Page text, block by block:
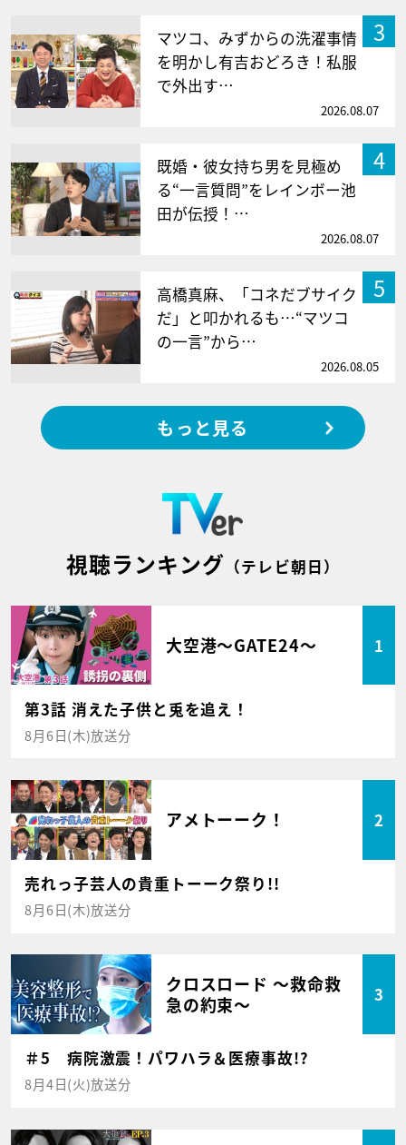
3
マツコ、みずからの洗濯事情
を明かし有吉おどろき！私服
で外出す…
2026.08.07
4
既婚・彼女持ち男を見極め
る“一言質問”をレインボー池
田が伝授！…
2026.08.07
5
高橋真麻、「コネだブサイク
だ」と叩かれるも…“マツコ
の一言”から…
2026.08.05
もっと見る
視聴ランキング （テレビ朝日）
大空港～GATE24～ 1
第3話 消えた子供と兎を追え！
8月6日(木)放送分
アメトーーク！ 2
売れっ子芸人の貴重トーーク祭り!!
8月6日(木)放送分
クロスロード ～救命救
急の約束～
3
＃5 病院激震！パワハラ＆医療事故!?
8月4日(火)放送分